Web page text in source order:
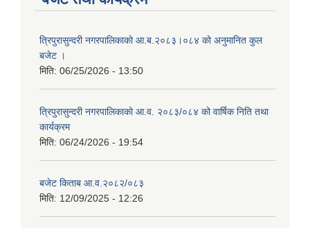
त्रिपुरासुन्दरी नगरपालिकाको आ.ब.२०८३।०८४ को अनुमानित कुल
बजेट ।
मिति: 06/25/2026 - 13:50
त्रिपुरासुन्दरी नगरपालिकाको आ.व. २०८३/०८४ को वार्षिक निति तथा
कार्यक्रम
मिति: 06/24/2026 - 19:54
बजेट किताब आ.व.२०८२/०८३
मिति: 12/09/2025 - 12:26